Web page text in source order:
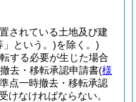
されている土地及び建
」という。)を除く。)
する必要が生じた場合
去・移転承認申請書(様
点一時撤去・移転承認
けなければならない。